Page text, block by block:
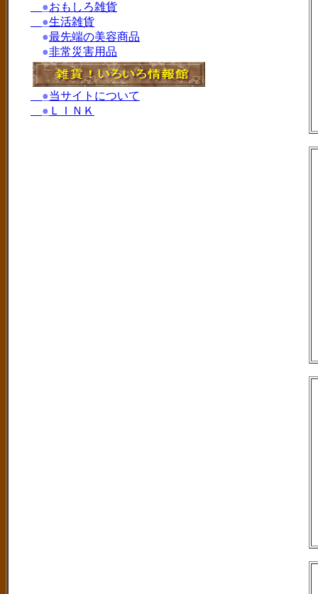
●おもしろ雑貨
●生活雑貨
●最先端の美容商品
●非常災害用品
●当サイトについて
● ＬＩＮＫ